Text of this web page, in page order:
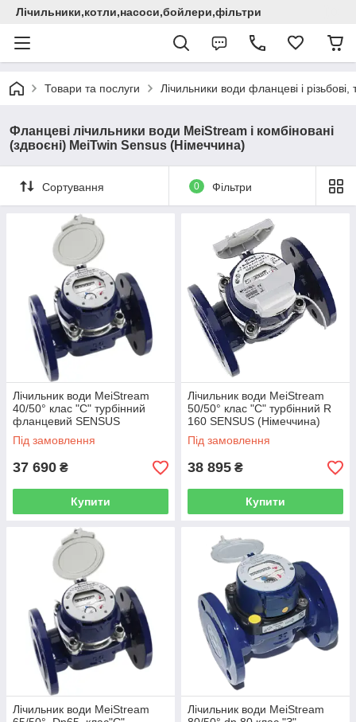
Лічильники,котли,насоси,бойлери,фільтри
Товари та послуги Лічильники води фланцеві і
Фланцеві лічильники води MeiStream і комбіновані
(здвоєні) MeiTwin Sensus (Німеччина)
Сортування 0 Фільтри
Лічильник води MeiStream
40/50° клас "С" турбінний
фланцевий SENSUS
(Німеччина)
Під замовлення
37 690 ₴
Купити
Лічильник води MeiStream
50/50° клас "С" турбінний R
160 SENSUS (Німеччина)
Під замовлення
38 895 ₴
Купити
Лічильник води MeiStream
Лічильник води MeiStream